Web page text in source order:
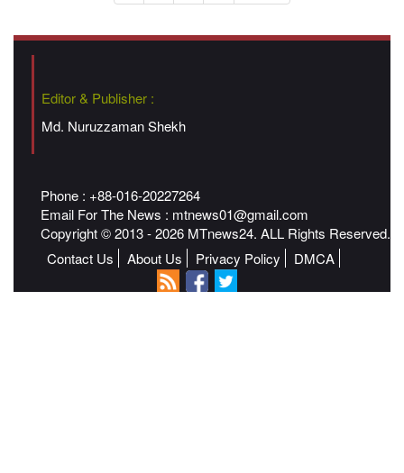
Editor & Publisher :
Md. Nuruzzaman Shekh
Phone : +88-016-20227264
Email For The News : mtnews01@gmail.com
Copyright © 2013 - 2026 MTnews24. ALL Rights Reserved.
Contact Us
About Us Privacy Policy DMCA